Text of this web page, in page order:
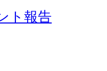
ト報告